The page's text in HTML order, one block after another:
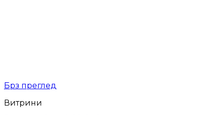
Брз преглед
Витрини